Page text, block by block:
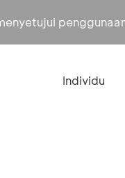
Individu